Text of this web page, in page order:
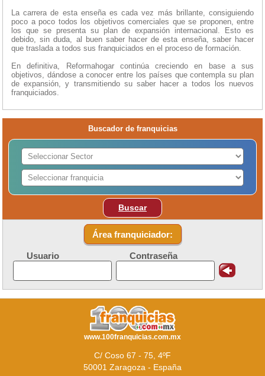
La carrera de esta enseña es cada vez más brillante, consiguiendo
poco a poco todos los objetivos comerciales que se proponen, entre
los que se presenta su plan de expansión internacional. Esto es
debido, sin duda, al buen saber hacer de esta enseña, saber hacer
que traslada a todos sus franquiciados en el proceso de formación.
En definitiva, Reformahogar continúa creciendo en base a sus
objetivos, dándose a conocer entre los países que contempla su plan
de expansión, y transmitiendo su saber hacer a todos los nuevos
franquiciados.
Buscador de franquicias
Buscar
Área franquiciador:
Usuario Contraseña
www.100franquicias.com.mx
C/ Coso 67 - 75, 4ºF
50001 Zaragoza - España